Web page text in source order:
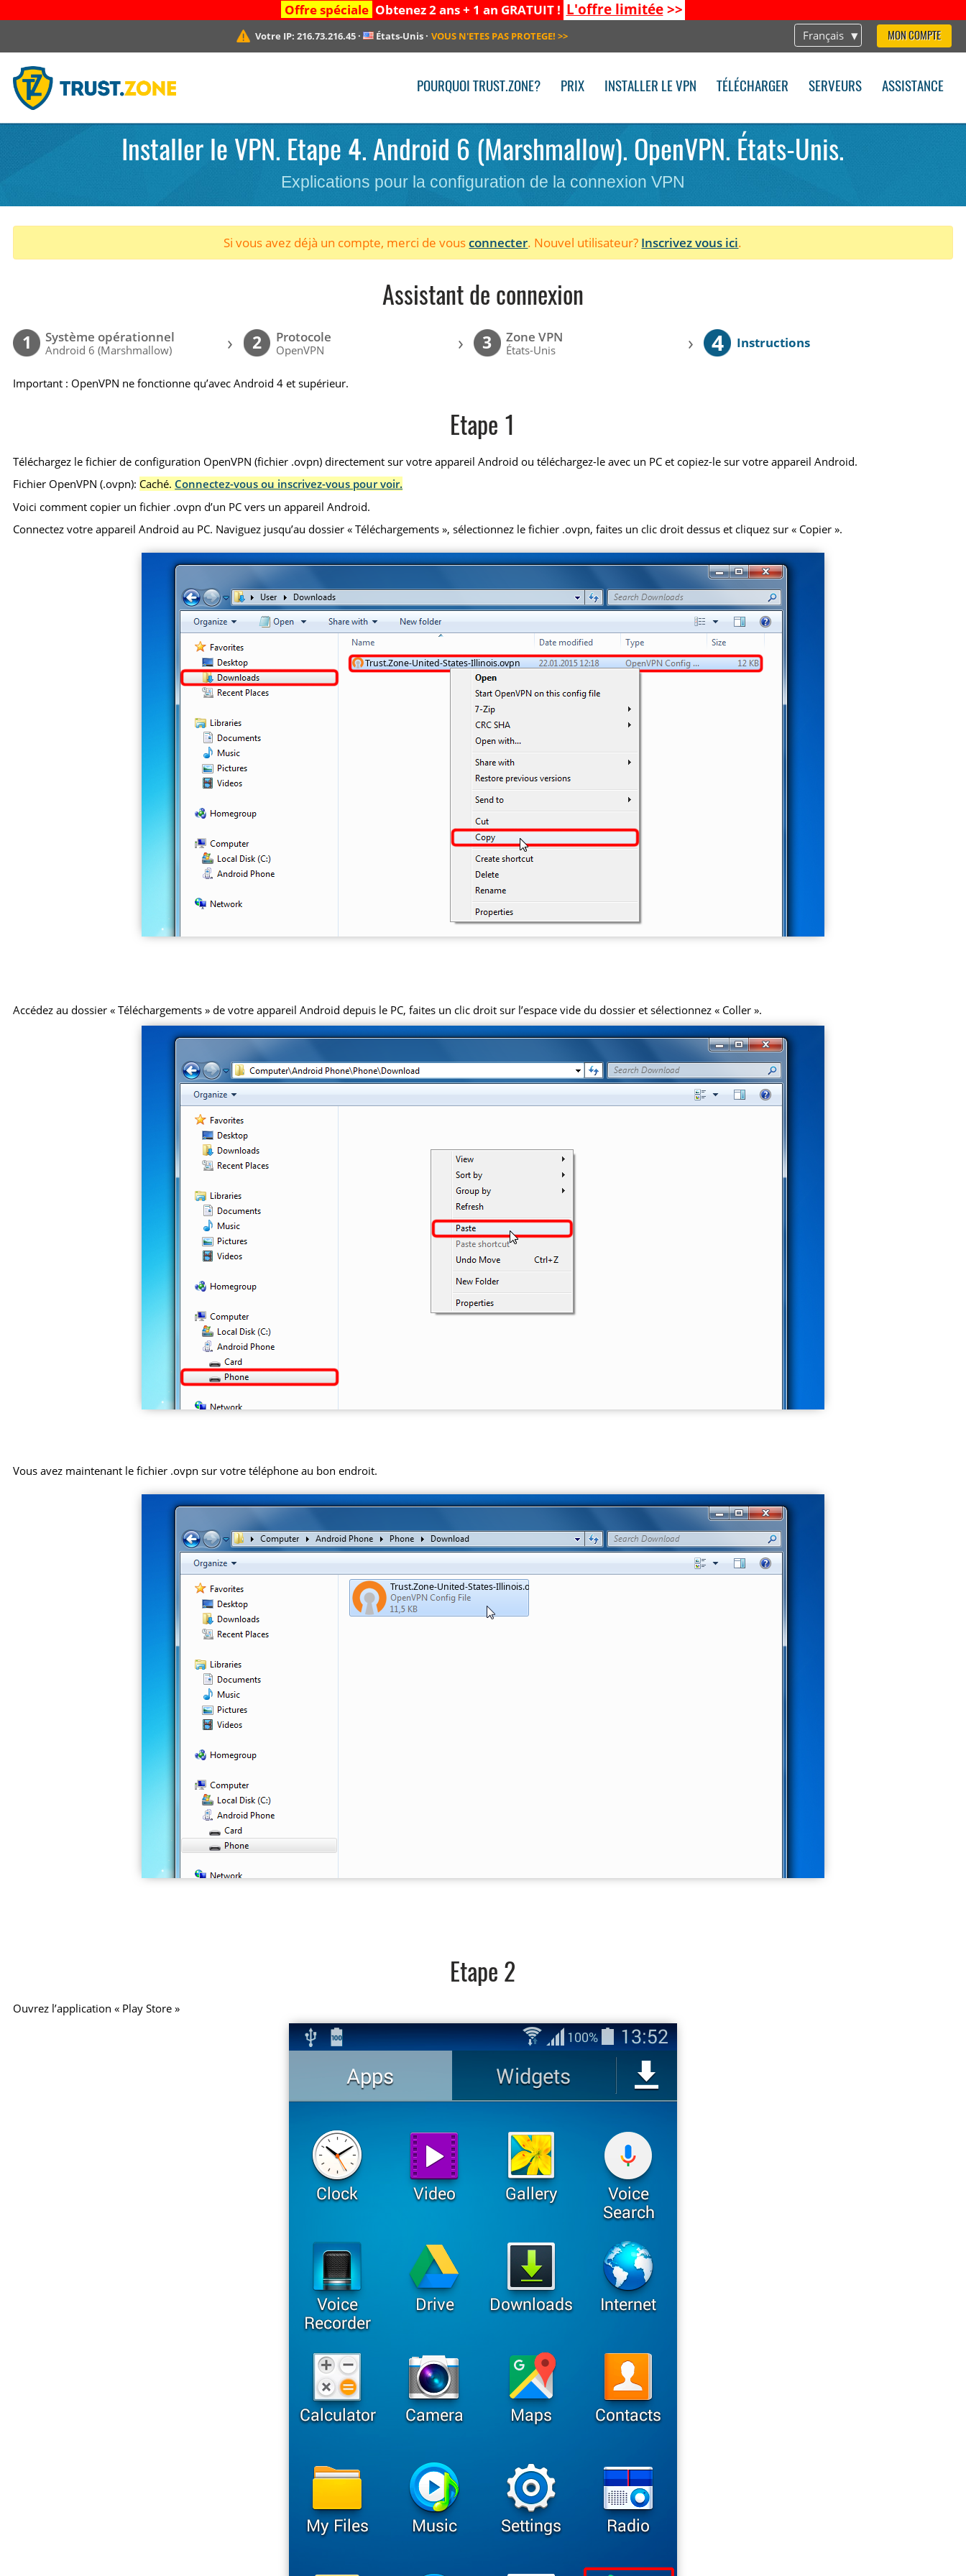
Offre spéciale Obtenez 2 ans + 1 an GRATUIT ! L'offre limitée>>
Français MON COMPTE
Votre IP:216.73.216.45 · États-Unis · VOUS N'ETES PAS PROTEGE! >>
POURQUOI TRUST.ZONE? PRIX INSTALLER LE VPN TÉLÉCHARGER SERVEURS ASSISTANCE
Installer le VPN. Etape 4. Android 6 (Marshmallow). OpenVPN. États-Unis.
Explications pour la configuration de la connexion VPN
Si vous avez déjà un compte, merci de vousconnecter. Nouvel utilisateur? Inscrivez vous ici.
Assistant de connexion
1 Système opérationnel
Android 6 (Marshmallow) › 2 Protocole
OpenVPN › 3 Zone VPN
États-Unis › 4 Instructions
Important : OpenVPN ne fonctionne qu’avec Android 4 et supérieur.
Etape 1
Téléchargez le fichier de configuration OpenVPN (fichier .ovpn) directement sur votre appareil Android ou téléchargez-le avec un PC et copiez-le sur votre appareil Android.
Fichier OpenVPN (.ovpn): Caché. Connectez-vous ou inscrivez-vous pour voir.
Voici comment copier un fichier .ovpn d’un PC vers un appareil Android.
Connectez votre appareil Android au PC. Naviguez jusqu’au dossier « Téléchargements », sélectionnez le fichier .ovpn, faites un clic droit dessus et cliquez sur « Copier ».
Trust.Zone-United-States-Illinois.ovpn
Accédez au dossier « Téléchargements » de votre appareil Android depuis le PC, faites un clic droit sur l’espace vide du dossier et sélectionnez « Coller ».
Vous avez maintenant le fichier .ovpn sur votre téléphone au bon endroit.
Trust.Zone-United-States-Illinois.ovpn
Etape 2
Ouvrez l’application « Play Store »